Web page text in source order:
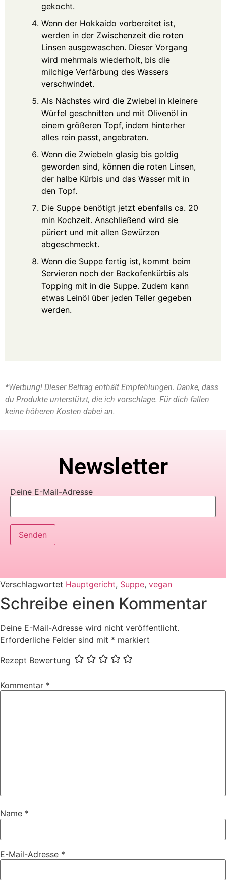
gekocht.
Wenn der Hokkaido vorbereitet ist,
werden in der Zwischenzeit die roten
Linsen ausgewaschen. Dieser Vorgang
wird mehrmals wiederholt, bis die
milchige Verfärbung des Wassers
verschwindet.
Als Nächstes wird die Zwiebel in kleinere
Würfel geschnitten und mit Olivenöl in
einem größeren Topf, indem hinterher
alles rein passt, angebraten.
Wenn die Zwiebeln glasig bis goldig
geworden sind, können die roten Linsen,
der halbe Kürbis und das Wasser mit in
den Topf.
Die Suppe benötigt jetzt ebenfalls ca. 20
min Kochzeit. Anschließend wird sie
püriert und mit allen Gewürzen
abgeschmeckt.
Wenn die Suppe fertig ist, kommt beim
Servieren noch der Backofenkürbis als
Topping mit in die Suppe. Zudem kann
etwas Leinöl über jeden Teller gegeben
werden.
*Werbung! Dieser Beitrag enthält Empfehlungen. Danke, dass
du Produkte unterstützt, die ich vorschlage. Für dich fallen
keine höheren Kosten dabei an.
Newsletter
Deine E-Mail-Adresse
Verschlagwortet Hauptgericht, Suppe, vegan
Schreibe einen Kommentar
Deine E-Mail-Adresse wird nicht veröffentlicht.
Erforderliche Felder sind mit * markiert
Rezept Bewertung
Kommentar *
Name *
E-Mail-Adresse *